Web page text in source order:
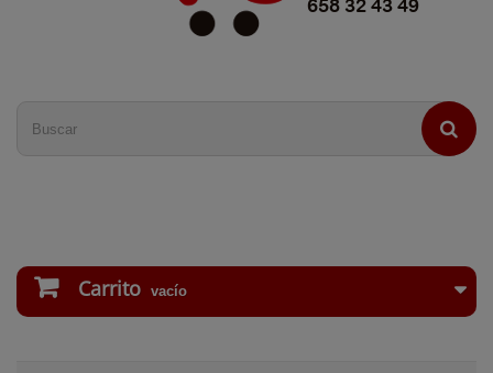
Carrito vacío